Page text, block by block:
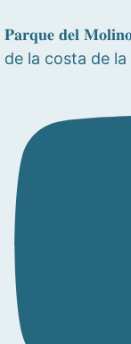
𝐏𝐚𝐫𝐪𝐮𝐞 𝐝𝐞𝐥
de la costa de